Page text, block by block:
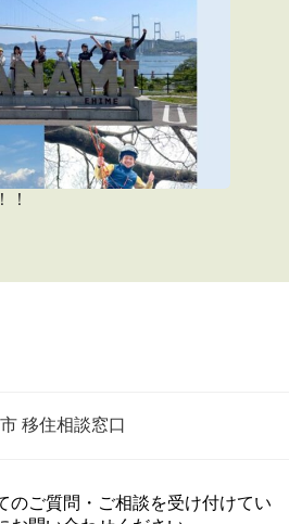
！
移住相談窓口
のご質問・ご相談を受け付けてい